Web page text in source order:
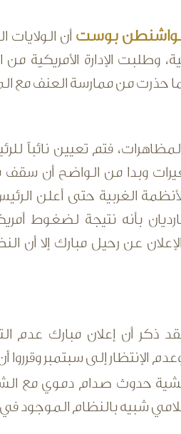
بوست أن
الإدارة الأمريكية
حذرت من ممارسة العنف مع
فتم تعيين نائباً
وبدا من الواضح أن
الغربية حتى أعلن
بأنه نتيجة لضغوط
عن رحيل مبارك إلا أن
ذكر أن إعلان مبارك عدم
الإنتظار إلى سبتمبر
حدوث صدام دموي مع
شبيه بالنظام الموجود في